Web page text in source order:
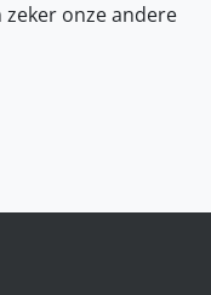
zeker onzeandere